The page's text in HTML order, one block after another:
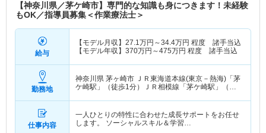
【神奈川県／茅ケ崎市】専門的な知識も身につきます！未経験
もOK／指導員募集＜作業療法士＞
給与
【モデル月収】 27.1万円～34.4万円 程度 諸手当込
【モデル年収】 370万円～475万円 程度 諸手当込
勤務地
神奈川県 茅ヶ崎市 ＪＲ東海道本線(東京－熱海)「茅
ケ崎駅」（徒歩1分）ＪＲ相模線「茅ケ崎駅」（徒
仕事内容
一人ひとりの特性に合わせた成長サポートをお任せ
します。 ソーシャルスキル＆学習…